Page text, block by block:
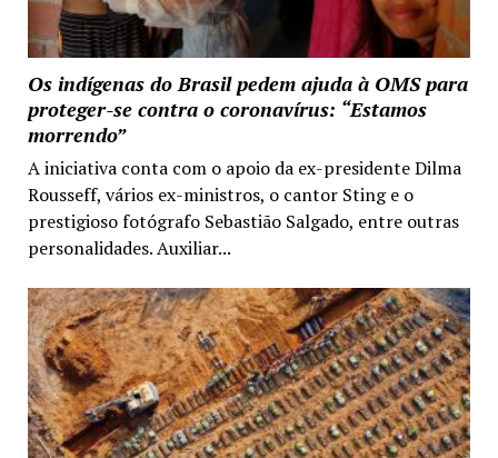
Os indígenas do Brasil pedem ajuda à OMS para
proteger-se contra o coronavírus: “Estamos
morrendo”
A iniciativa conta com o apoio da ex-presidente Dilma
Rousseff, vários ex-ministros, o cantor Sting e o
prestigioso fotógrafo Sebastião Salgado, entre outras
personalidades. Auxiliar...